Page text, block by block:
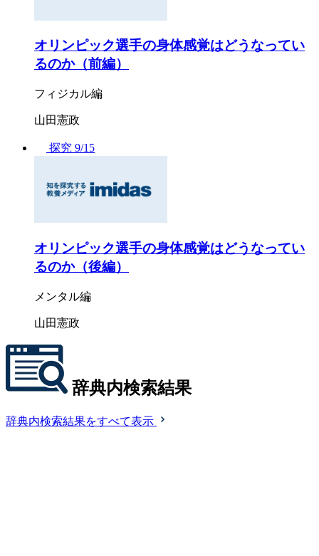
オリンピック選手の身体感覚はどうなってい
るのか（前編）
フィジカル編
山田憲政
探究 9/15
オリンピック選手の身体感覚はどうなってい
るのか（後編）
メンタル編
山田憲政
辞典内検索結果
辞典内検索結果をすべて表示